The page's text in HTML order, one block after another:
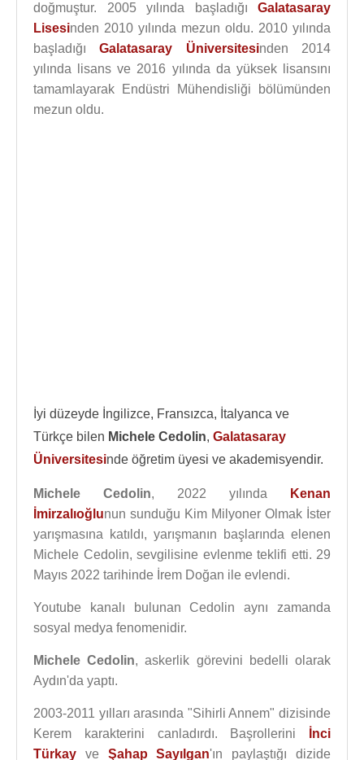
doğmuştur. 2005 yılında başladığı Galatasaray
Lisesinden 2010 yılında mezun oldu. 2010 yılında
başladığıGalatasaray Üniversitesinden 2014
yılında lisans ve 2016 yılında da yüksek lisansını
tamamlayarak Endüstri Mühendisliği bölümünden
mezun oldu.
İyi düzeyde İngilizce, Fransızca, İtalyanca ve
Türkçe bilen Michele Cedolin, Galatasaray
Üniversitesinde öğretim üyesi ve akademisyendir.
Michele Cedolin, 2022 yılında
Kenan
İmirzalıoğlunun sunduğu Kim Milyoner Olmak İster
yarışmasına katıldı, yarışmanın başlarında elenen
Michele Cedolin, sevgilisine evlenme teklifi etti. 29
Mayıs 2022 tarihinde İrem Doğan ile evlendi.
Youtube kanalı bulunan Cedolin aynı zamanda
sosyal medya fenomenidir.
Michele Cedolin, askerlik görevini bedelli olarak
Aydın'da yaptı.
2003-2011 yılları arasında "Sihirli Annem" dizisinde
Kerem karakterini canladırdı. Başrollerini
İnci
Türkay ve Şahap Sayılgan'ın paylaştığı dizide